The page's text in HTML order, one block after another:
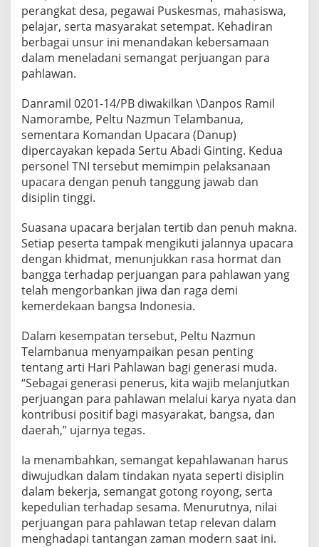
U
p
a
c
a
d
i
K
a
n
t
r
m
a
N
a
m
o
m
b
e
d
e
n
g
a
e
n
u
h
K
h
perangkat desa, pegawai Puskesmas, mahasiswa,
pelajar, serta masyarakat setempat. Kehadiran
berbagai unsur ini menandakan kebersamaan
dalam meneladani semangat perjuangan para
pahlawan.
Danramil 0201-14/PB diwakilkan \Danpos Ramil
Namorambe, Peltu Nazmun Telambanua,
sementara Komandan Upacara (Danup)
dipercayakan kepada Sertu Abadi Ginting. Kedua
personel TNI tersebut memimpin pelaksanaan
upacara dengan penuh tanggung jawab dan
disiplin tinggi.
Suasana upacara berjalan tertib dan penuh makna.
Setiap peserta tampak mengikuti jalannya upacara
dengan khidmat, menunjukkan rasa hormat dan
bangga terhadap perjuangan para pahlawan yang
telah mengorbankan jiwa dan raga demi
kemerdekaan bangsa Indonesia.
Dalam kesempatan tersebut, Peltu Nazmun
Telambanua menyampaikan pesan penting
tentang arti Hari Pahlawan bagi generasi muda.
“Sebagai generasi penerus, kita wajib melanjutkan
perjuangan para pahlawan melalui karya nyata dan
kontribusi positif bagi masyarakat, bangsa, dan
daerah,” ujarnya tegas.
Ia menambahkan, semangat kepahlawanan harus
diwujudkan dalam tindakan nyata seperti disiplin
dalam bekerja, semangat gotong royong, serta
kepedulian terhadap sesama. Menurutnya, nilai
perjuangan para pahlawan tetap relevan dalam
menghadapi tantangan zaman modern saat ini.